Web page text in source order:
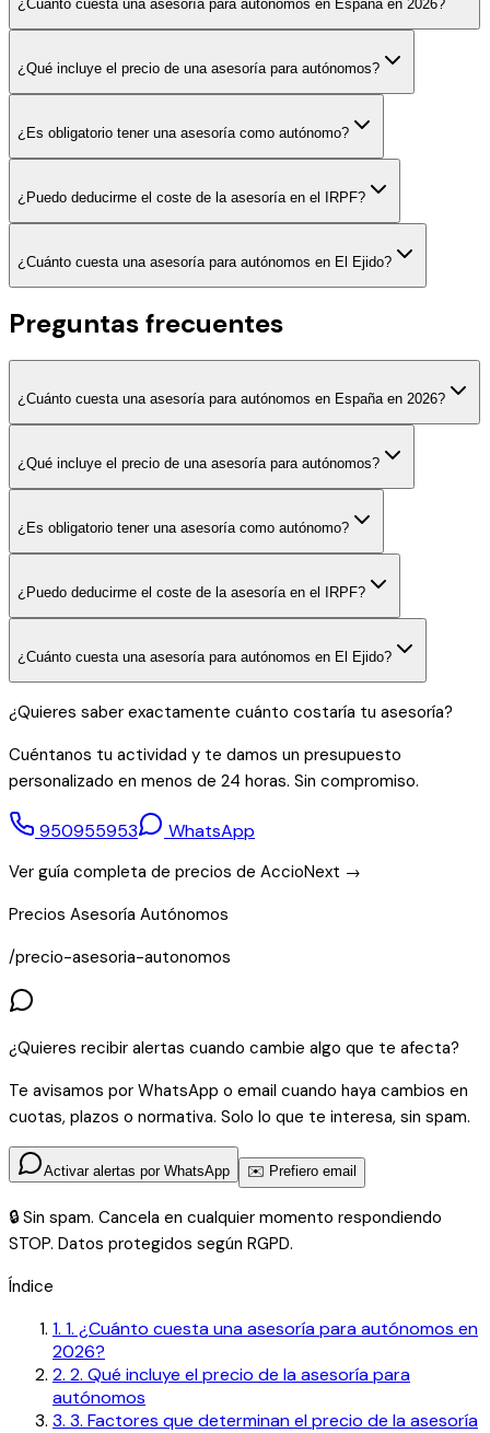
¿Cuánto cuesta una asesoría para autónomos en España en 2026?
¿Qué incluye el precio de una asesoría para autónomos?
¿Es obligatorio tener una asesoría como autónomo?
¿Puedo deducirme el coste de la asesoría en el IRPF?
¿Cuánto cuesta una asesoría para autónomos en El Ejido?
Preguntas frecuentes
¿Cuánto cuesta una asesoría para autónomos en España en 2026?
¿Qué incluye el precio de una asesoría para autónomos?
¿Es obligatorio tener una asesoría como autónomo?
¿Puedo deducirme el coste de la asesoría en el IRPF?
¿Cuánto cuesta una asesoría para autónomos en El Ejido?
¿Quieres saber exactamente cuánto costaría tu asesoría?
Cuéntanos tu actividad y te damos un presupuesto
personalizado en menos de 24 horas. Sin compromiso.
950955953 WhatsApp
Ver guía completa de precios de AccioNext →
Precios Asesoría Autónomos
/precio-asesoria-autonomos
¿Quieres recibir alertas cuando cambie algo que te afecta?
Te avisamos por WhatsApp o email cuando haya cambios en
cuotas, plazos o normativa. Solo lo que te interesa, sin spam.
Activar alertas por WhatsApp ✉️ Prefiero email
🔒 Sin spam. Cancela en cualquier momento respondiendo
STOP. Datos protegidos según RGPD.
Índice
1. 1. ¿Cuánto cuesta una asesoría para autónomos en
2026?
2. 2. Qué incluye el precio de la asesoría para
autónomos
3. 3. Factores que determinan el precio de la asesoría